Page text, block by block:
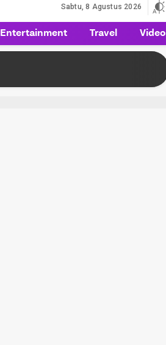
Sabtu, 8 Agustus 2026
Entertainment Travel Video